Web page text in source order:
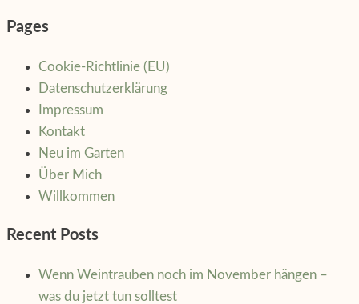
is
progress
Pages
Cookie-Richtlinie (EU)
Datenschutzerklärung
Impressum
Kontakt
Neu im Garten
Über Mich
Willkommen
Recent Posts
Wenn Weintrauben noch im November hängen –
was du jetzt tun solltest